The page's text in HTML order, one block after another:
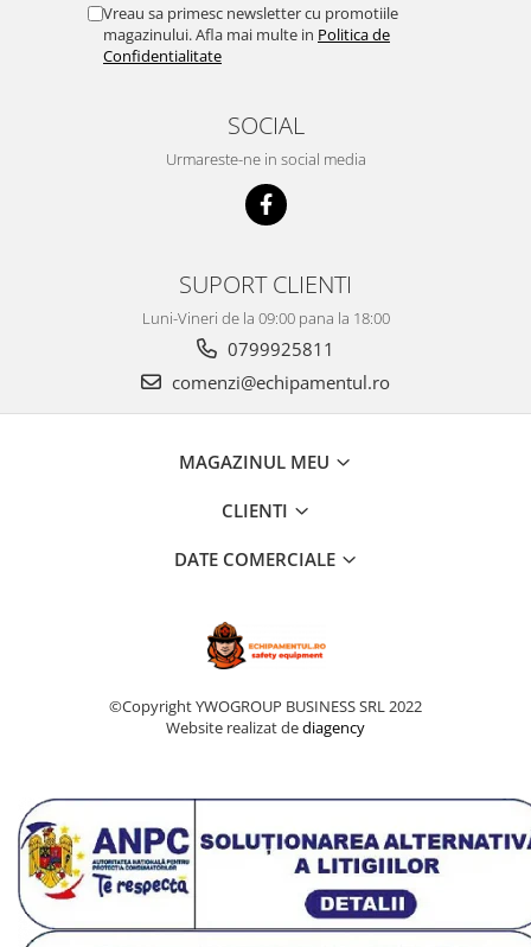
Vreau sa primesc newsletter cu promotiile
magazinului. Afla mai multe in Politica de
Confidentialitate
SOCIAL
Urmareste-ne in social media
SUPORT CLIENTI
Luni-Vineri de la 09:00 pana la 18:00
0799925811
comenzi@echipamentul.ro
MAGAZINUL MEU
CLIENTI
DATE COMERCIALE
©Copyright YWOGROUP BUSINESS SRL 2022
Website realizat dediagency